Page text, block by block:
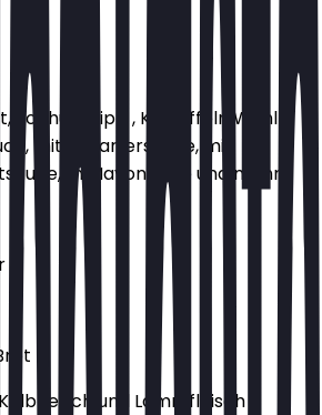
Joghurt dipp , Kartoffeln Wahl
mit Scharfersauce, mit
m Mayonnaise und mehr.
und Lammfleisch